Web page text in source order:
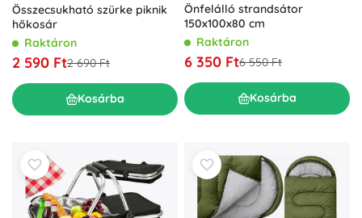
Összecsukható szürke piknik
hőkosár
Raktáron
2 590 Ft2 690 Ft
Kosárba
Önfelálló strandsátor
150x100x80 cm
Raktáron
6 350 Ft6 550 Ft
Kosárba